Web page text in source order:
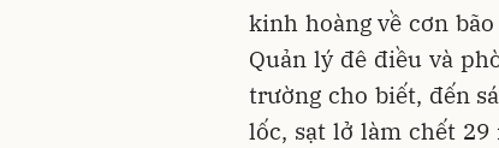
kinh hoàng về cơn
Quản lý đê điều và
trường cho biết, đến
lốc, sạt lở làm chết